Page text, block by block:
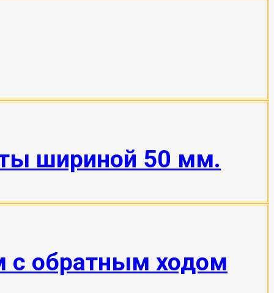
шириной 50 мм.
с обратным ходом